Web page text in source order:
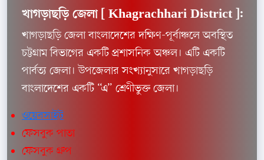
খাগড়াছড়ি জেলা [ Khagrachhari District ]:
খাগড়াছড়ি জেলা বাংলাদেশের দক্ষিণ-পূর্বাঞ্চলে অবস্থিত
চট্টগ্রাম বিভাগের একটি প্রশাসনিক অঞ্চল। এটি একটি
পার্বত্য জেলা। উপজেলার সংখ্যানুসারে খাগড়াছড়ি
বাংলাদেশের একটি “এ” শ্রেণীভুক্ত জেলা।
ওয়েবসাইট
ফেসবুক পাতা
ফেসবুক গ্রুপ